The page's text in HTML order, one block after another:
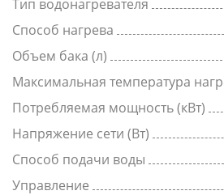
Тип водонагревателя
Способ нагрева
Объем бака (л)
Максимальная температура
Потребляемая мощность (кВт)
Напряжение сети (Вт)
Способ подачи воды
Управление